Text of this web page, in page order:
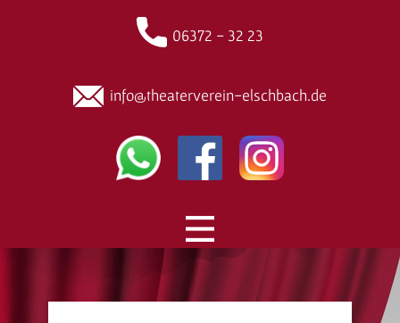
06372 - 32 23
info@theaterverein-elschbach.de